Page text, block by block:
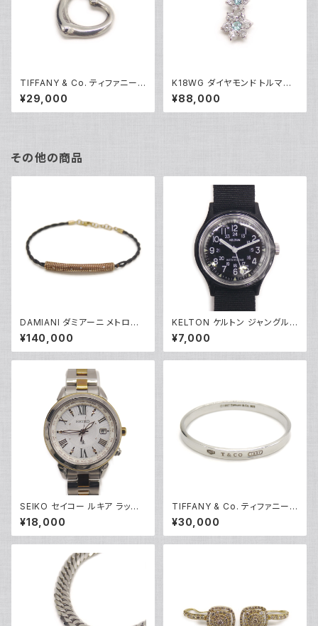
TIFFANY & Co. ティファニー
エレサペレッティ オープンハー
ト 1Pダイヤ ペンダント ネックレ
ス シルバー925 アズキチェーン
¥29,000
K18WG ダイヤモンド トルマリ
ン フラワーデザイン ペンダント
ネックレス 18金 ホワイトゴール
ド ベネチアンチェーン Y05100
¥88,000
その他の商品
DAMIANI ダミアーニ メトロポ
リタンドリーム 6Pダイヤ ブレス
レット 18金 ピンクゴールド Y0
5086
¥140,000
KELTON ケルトン ジャングル
キャンパー ウォッチ 手巻き時計
黒文字盤 9123222J Y05281
¥7,000
SEIKO セイコー ルキア ラッキ
ーパスポート SSQV020 ソーラ
ー 電波時計 レディースウォッチ
Y05284
¥18,000
TIFFANY & Co. ティファニー 1
837 ナロー バングル ブレスレ
ット シルバー925 Y04751
¥30,000